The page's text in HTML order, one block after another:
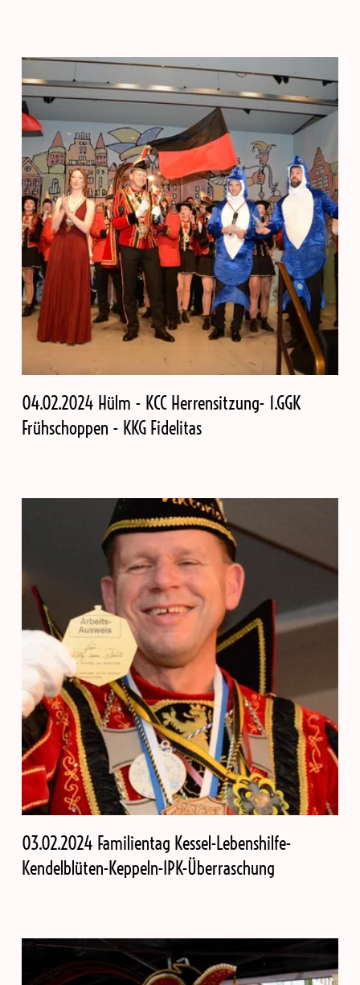
04.02.2024 Hülm - KCC Herrensitzung- 1.GGK
Frühschoppen - KKG Fidelitas
03.02.2024 Familientag Kessel-Lebenshilfe-
Kendelblüten-Keppeln-IPK-Überraschung